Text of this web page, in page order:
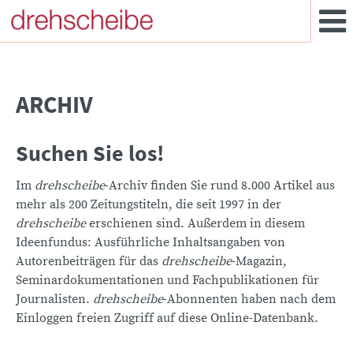
ARCHIV
Suchen Sie los!
Im drehscheibe-Archiv finden Sie rund 8.000 Artikel aus
mehr als 200 Zeitungstiteln, die seit 1997 in der
drehscheibeerschienen sind. Außerdem in diesem
Ideenfundus: Ausführliche Inhaltsangaben von
Autorenbeiträgen für das drehscheibe-Magazin,
Seminardokumentationen und Fachpublikationen für
Journalisten. drehscheibe-Abonnenten haben nach dem
Einloggen freien Zugriff auf diese Online-Datenbank.